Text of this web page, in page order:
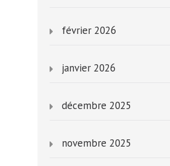
février 2026
janvier 2026
décembre 2025
novembre 2025